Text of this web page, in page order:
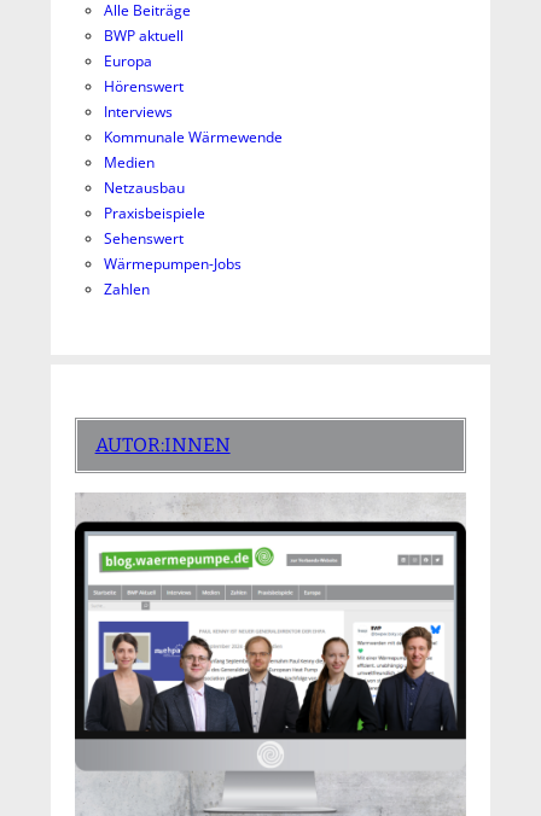
Alle Beiträge
BWP aktuell
Europa
Hörenswert
Interviews
Kommunale Wärmewende
Medien
Netzausbau
Praxisbeispiele
Sehenswert
Wärmepumpen-Jobs
Zahlen
AUTOR:INNEN